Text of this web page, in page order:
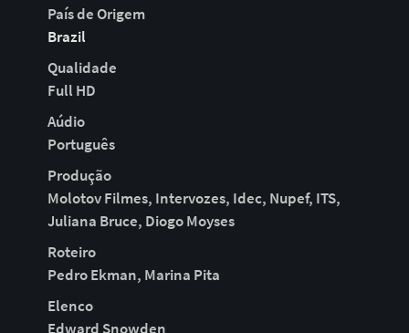
País de Origem
Brazil
Qualidade
Full HD
Aúdio
Português
Produção
Molotov Filmes, Intervozes, Idec, Nupef, ITS,
Juliana Bruce, Diogo Moyses
Roteiro
Pedro Ekman, Marina Pita
Elenco
Edward Snowden